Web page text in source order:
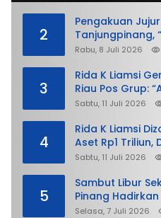
2
Pengakuan
Tanjungpinang,
demi Untung”
Rabu, 8 Juli 2026
3
Rida K Liamsi
Riau Pos Grup:
Sabtu, 11 Juli 2026
4
Rida K Liamsi
Aset Rp1 Triliun,
Membela
Sabtu, 11 Juli 2026
5
Sambut Libur
Pinang
Getaway”
Selasa, 7 Juli 2026